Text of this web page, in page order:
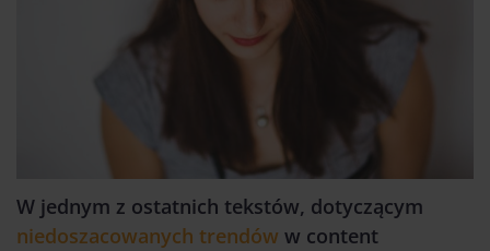
W jednym z ostatnich tekstów, dotyczącym
niedoszacowanych trendów w content